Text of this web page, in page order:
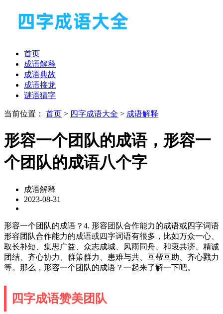
首页
成语解释
成语典故
成语接龙
谜语猜字
当前位置： 首页 > 四字成语大全 > 成语解释
形容一个团队的成语，形容一
个团队的成语八个字
成语解释
2023-08-31
形容一个团队的成语？4. 形容团队合作能力的成语或四字词语
形容团队合作能力的成语或四字词语有很多，比如万众一心、
取长补短、集思广益、众志成城、风雨同舟、和衷共济、精诚
团结、齐心协力、群策群力、患难与共、互帮互助、齐心戮力
等。那么，形容一个团队的成语？一起来了解一下吧。
四字成语赞美团队